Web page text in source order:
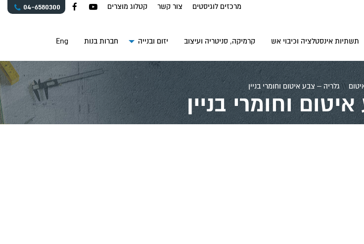
מרכזים לוגיסטים צור קשר קטלוג מוצרים 04-6580300
תשתיות אינסטלציה וכיבוי אש קרמיקה, סניטריה ועיצוב יזום ובנייה חברות בנות Eng
\\ גלריה – צבע איטום וחומרי בניין
וחומרי בניין